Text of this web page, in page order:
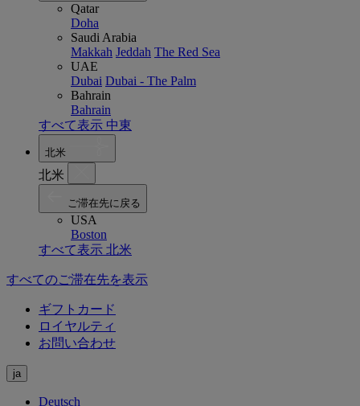
Qatar
Doha
Saudi Arabia
Makkah Jeddah The Red Sea
UAE
Dubai Dubai - The Palm
Bahrain
Bahrain
すべて表示 中東
北米
北米
ご滞在先に戻る
USA
Boston
すべて表示 北米
すべてのご滞在先を表示
ギフトカード
ロイヤルティ
お問い合わせ
ja
Deutsch